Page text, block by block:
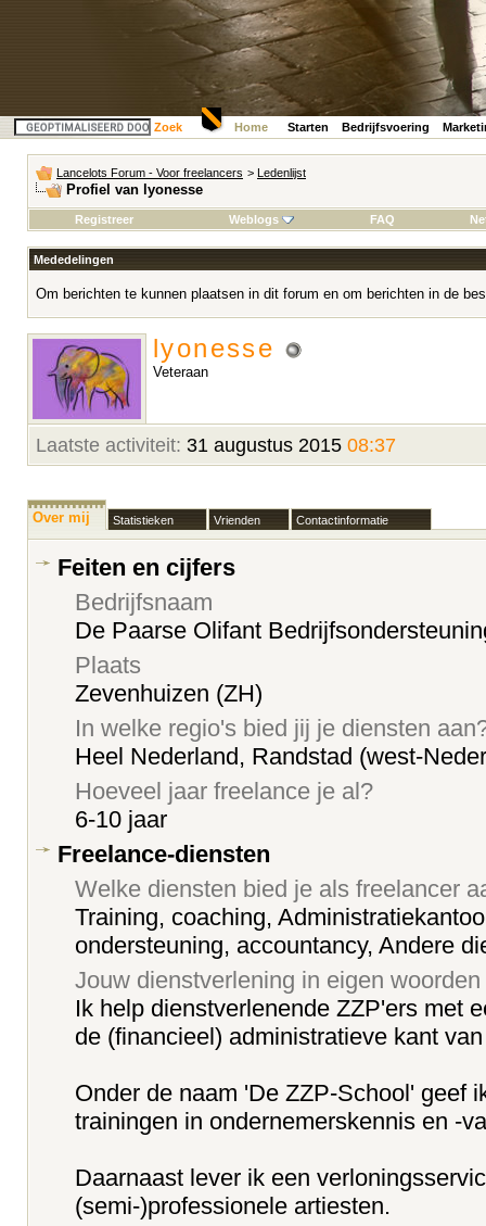
Zoek Home Starten Bedrijfsvoering
Lancelots Forum - Voor freelancers > Ledenlijst
Profiel van lyonesse
Registreer Weblogs FAQ
Mededelingen
Om berichten te kunnen plaatsen in dit forum en om berichten in de
lyonesse
Veteraan
Laatste activiteit: 31 augustus 2015 08:37
Over mij Statistieken Vrienden Contactinformatie
Feiten en cijfers
Bedrijfsnaam
De Paarse Olifant
Plaats
Zevenhuizen (ZH)
In welke regio's bied jij je diensten
Heel Nederland, Randstad (west-
Hoeveel jaar freelance je al?
6-10 jaar
Freelance-diensten
Welke diensten bied je als freelancer
Training, coaching,
ondersteuning, accountancy, Andere
Jouw dienstverlening in eigen woorden
Ik help dienstverlenende ZZP'ers met
de (financieel) administratieve kant
Onder de naam 'De ZZP-School' geef
trainingen in ondernemerskennis en -
Daarnaast lever ik een
(semi-)professionele artiesten.